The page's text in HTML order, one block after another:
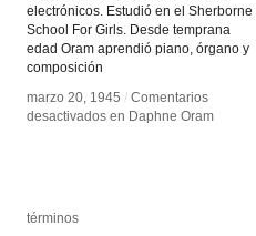
electrónicos. Estudió en el Sherborne
School For Girls. Desde temprana
edad Oram aprendió piano, órgano y
composición
marzo 20, 1945 / Comentarios
desactivados en Daphne Oram
marzo 20, 1945 / Comentarios
desactivados en Daphne Oram
términos
términos